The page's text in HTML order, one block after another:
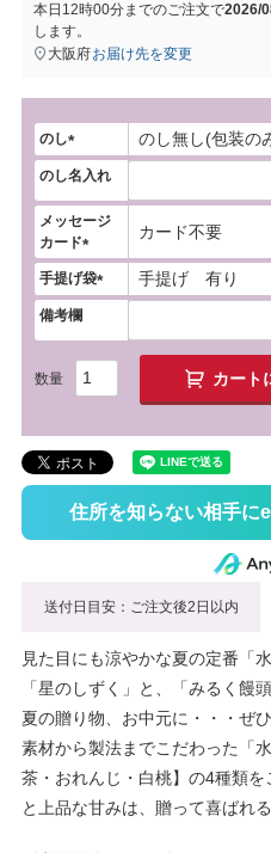
本日 12時00分までのご注文で2026/
します。
大阪府お届け先を変更
のし
(
必
須
)
のし名入れ
メッセージ
カード
(
必
須
手提げ袋
(
備考欄
カート
住所を知らない相手に
送付日目安：ご注文後2日以内
見た目にも涼やかな夏の定番「
「星のしずく」と、「みるく饅
夏の贈り物、お中元に・・・ぜ
素材から製法までこだわった「
茶・おれんじ・白桃】の4種類
と上品な甘みは、贈って喜ばれ